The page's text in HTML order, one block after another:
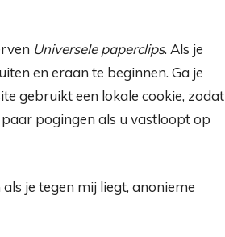
Universele paperclips. Als je
en eraan te beginnen. Ga je
gebruikt een lokale cookie, zodat
pogingen als u vastloopt op
je tegen mij liegt, anonieme